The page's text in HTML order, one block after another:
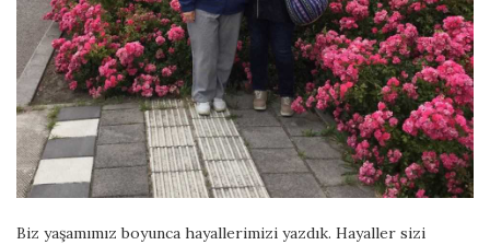
Biz yaşamımız boyunca hayallerimizi yazdık. Hayaller sizi